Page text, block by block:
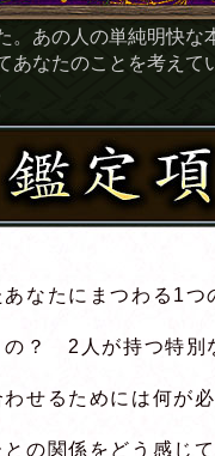
。あの人の単純明快な
あなたのことを考え
なたにまつわる1つ
の？ 2人が持つ特別
せるためには何が必
の関係をどう感じて